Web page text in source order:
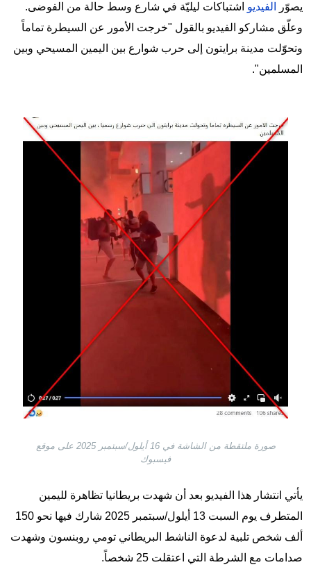
يصوّر الفيديو اشتباكات ليليّة في شارع وسط حالة من الفوضى.
وعلّق مشاركو الفيديو بالقول "خرجت الأمور عن السيطرة تماماً
وتحوّلت مدينة برايتون إلى حرب شوارع بين اليمين المسيحي وبين
المسلمين".
Image
صورة ملتقطة من الشاشة في 16 أيلول/سبتمبر 2025 على موقع
فيسبوك
يأتي انتشار هذا الفيديو بعد أن شهدت بريطانيا تظاهرة لليمين
المتطرف يوم السبت 13 أيلول/سبتمبر 2025 شارك فيها نحو 150
ألف شخص تلبية لدعوة الناشط البريطاني تومي روبنسون وشهدت
صدامات مع الشرطة التي اعتقلت 25 شخصاً.